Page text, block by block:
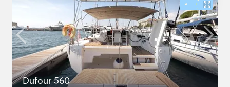
Dufour 560